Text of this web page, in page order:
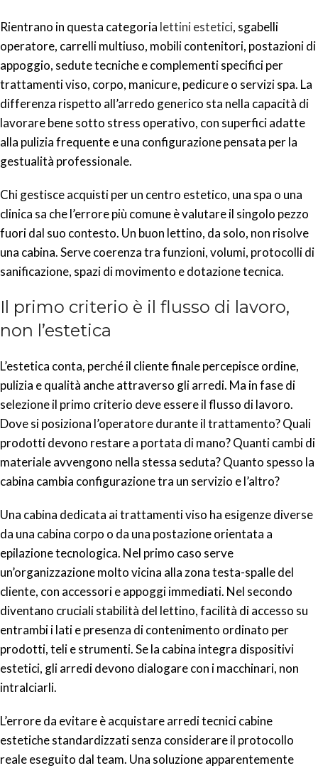
Rientrano in questa categoria lettini estetici, sgabelli
operatore, carrelli multiuso, mobili contenitori, postazioni di
appoggio, sedute tecniche e complementi specifici per
trattamenti viso, corpo, manicure, pedicure o servizi spa. La
differenza rispetto all’arredo generico sta nella capacità di
lavorare bene sotto stress operativo, con superfici adatte
alla pulizia frequente e una configurazione pensata per la
gestualità professionale.
Chi gestisce acquisti per un centro estetico, una spa o una
clinica sa che l’errore più comune è valutare il singolo pezzo
fuori dal suo contesto. Un buon lettino, da solo, non risolve
una cabina. Serve coerenza tra funzioni, volumi, protocolli di
sanificazione, spazi di movimento e dotazione tecnica.
Il primo criterio è il flusso di lavoro,
non l’estetica
L’estetica conta, perché il cliente finale percepisce ordine,
pulizia e qualità anche attraverso gli arredi. Ma in fase di
selezione il primo criterio deve essere il flusso di lavoro.
Dove si posiziona l’operatore durante il trattamento? Quali
prodotti devono restare a portata di mano? Quanti cambi di
materiale avvengono nella stessa seduta? Quanto spesso la
cabina cambia configurazione tra un servizio e l’altro?
Una cabina dedicata ai trattamenti viso ha esigenze diverse
da una cabina corpo o da una postazione orientata a
epilazione tecnologica. Nel primo caso serve
un’organizzazione molto vicina alla zona testa-spalle del
cliente, con accessori e appoggi immediati. Nel secondo
diventano cruciali stabilità del lettino, facilità di accesso su
entrambi i lati e presenza di contenimento ordinato per
prodotti, teli e strumenti. Se la cabina integra dispositivi
estetici, gli arredi devono dialogare con i macchinari, non
intralciarli.
L’errore da evitare è acquistare arredi tecnici cabine
estetiche standardizzati senza considerare il protocollo
reale eseguito dal team. Una soluzione apparentemente